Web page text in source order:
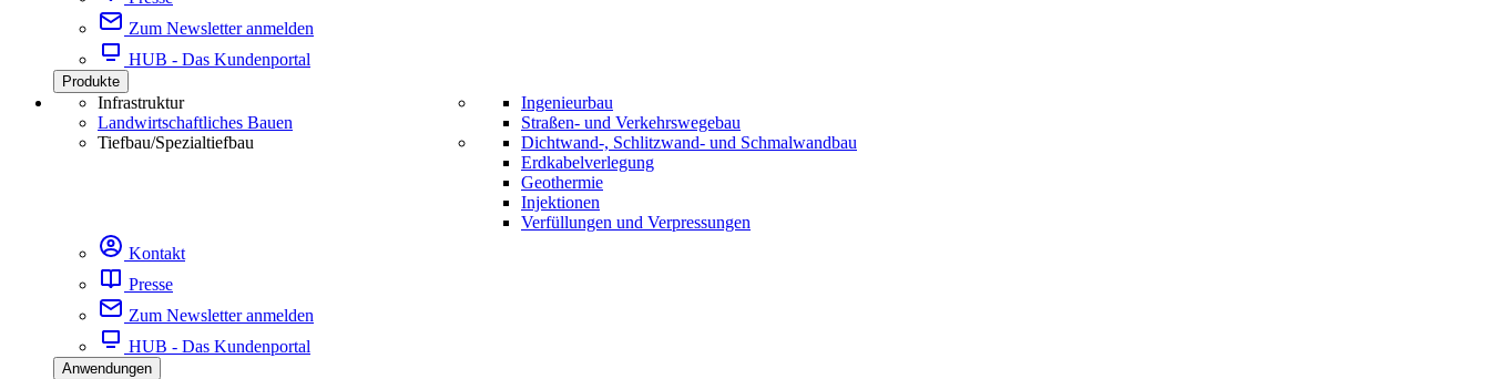
Zum Newsletter anmelden
HUB - Das Kundenportal
Produkte
Infrastruktur
Landwirtschaftliches Bauen
Tiefbau/Spezialtiefbau
Ingenieurbau
Straßen- und Verkehrswegebau
Dichtwand-, Schlitzwand- und Schmalwandbau
Erdkabelverlegung
Geothermie
Injektionen
Verfüllungen und Verpressungen
Kontakt
Presse
Zum Newsletter anmelden
HUB - Das Kundenportal
Anwendungen